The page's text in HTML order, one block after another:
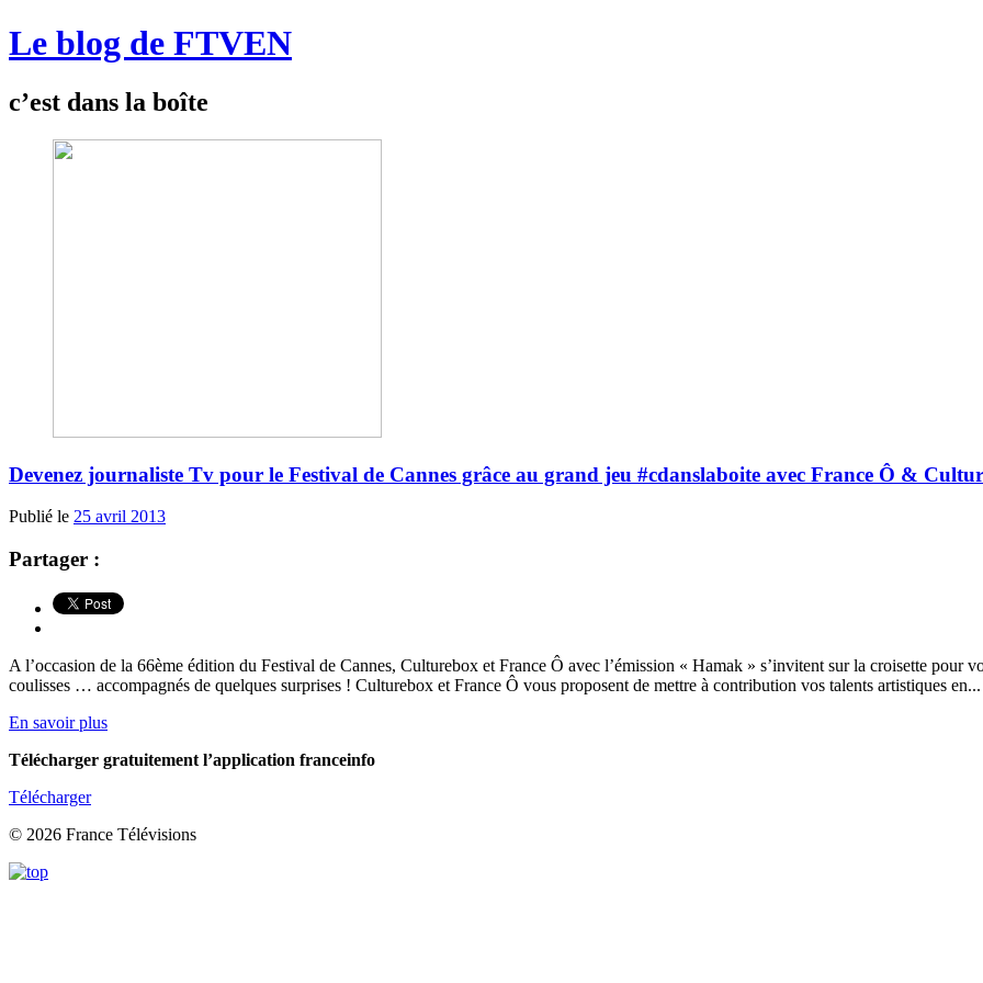
Le blog de FTVEN
c’est dans la boîte
Devenez journaliste Tv pour le Festival de Cannes grâce au grand jeu #cdanslaboite avec France Ô &
Publié le 25 avril 2013
Partager :
A l’occasion de la 66ème édition du Festival de Cannes, Culturebox et France Ô avec l’émission « Hamak » s’invitent sur la croisette pour
coulisses … accompagnés de quelques surprises ! Culturebox et France Ô vous proposent de mettre à contribution vos talents artistiques en...
En savoir plus
Télécharger gratuitement l’application franceinfo
Télécharger
© 2026 France Télévisions